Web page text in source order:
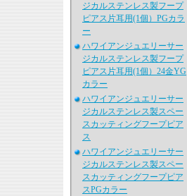
ジカルステンレス製フープ
ピアス片耳用(1個）PGカラ
ー
ハワイアンジュエリーサー
ジカルステンレス製フープ
ピアス片耳用(1個）24金YG
カラー
ハワイアンジュエリーサー
ジカルステンレス製スペー
スカッティングフープピア
ス
ハワイアンジュエリーサー
ジカルステンレス製スペー
スカッティングフープピア
スPGカラー